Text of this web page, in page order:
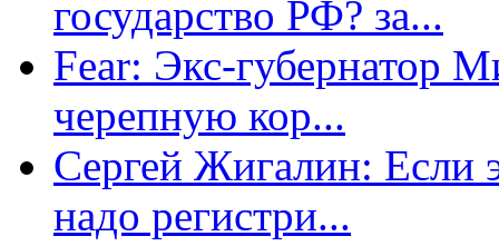
государство РФ? за...
Fear: Экс-губернатор
черепную кор...
Сергей Жигалин: Если
надо регистри...